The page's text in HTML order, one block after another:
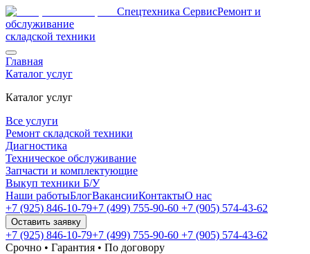
Спецтехника СервисРемонт и
обслуживание
складской техники
Главная
Каталог услуг
Каталог услуг
Все услуги
Ремонт складской техники
Диагностика
Техническое обслуживание
Запчасти и комплектующие
Выкуп техники Б/У
Наши работыБлогВакансииКонтактыО нас
+7 (925) 846-10-79+7 (499) 755-90-60 +7 (905) 574-43-62
Оставить заявку
+7 (925) 846-10-79+7 (499) 755-90-60 +7 (905) 574-43-62
Срочно • Гарантия • По договору